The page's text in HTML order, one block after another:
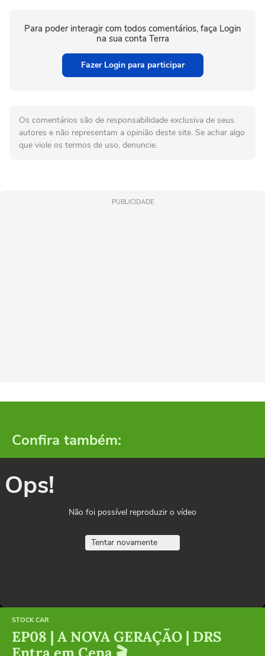
Para poder interagir com todos comentários, faça Login
na sua conta Terra
Fazer Login para participar
Os comentários são de responsabilidade exclusiva de seus
autores e não representam a opinião deste site. Se achar algo
que viole os termos de uso, denuncie.
PUBLICIDADE
Confira também:
Ops!
Não foi possível reproduzir o vídeo
Tentar novamente
STOCK CAR
EP08 | A NOVA GERAÇÃO | DRS